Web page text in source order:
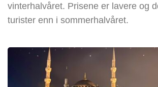
vinterhalvåret. Prisene er lavere og
turister enn i sommerhalvåret.